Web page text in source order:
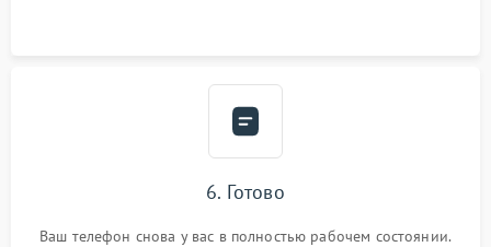
6. Готово
Ваш телефон снова у вас в полностью рабочем состоянии.